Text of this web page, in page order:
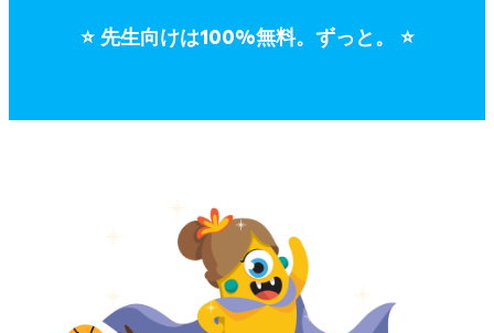
⭐ 先生向けは100%無料。ずっと。 ⭐